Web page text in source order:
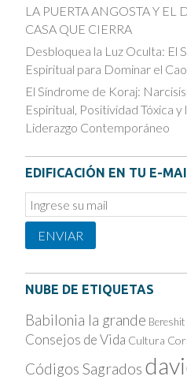
LA PUERTA ANGOSTA Y EL
CASA QUE CIERRA
Desbloquea la Luz Oculta: El
Espiritual para Dominar el
El Síndrome de Koraj:
Espiritual, Positividad Tóxica y
Liderazgo Contemporáneo
EDIFICACIÓN EN TU E-
Email
Subscription
ENVIAR
NUBE DE ETIQUETAS
Babilonia la grande Bereshit
Consejos de Vida Cultura
Códigos Sagrados